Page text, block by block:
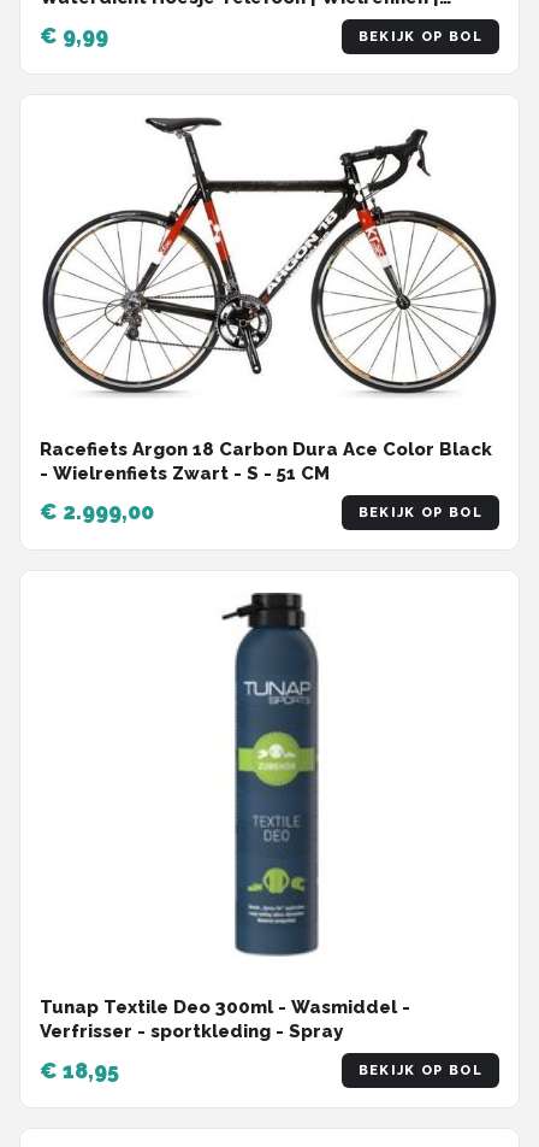
€ 9,99 BEKIJK OP BOL
Racefiets Argon 18 Carbon Dura Ace Color Black
- Wielrenfiets Zwart - S - 51 CM
€ 2.999,00 BEKIJK OP BOL
Tunap Textile Deo 300ml - Wasmiddel -
Verfrisser - sportkleding - Spray
€ 18,95 BEKIJK OP BOL